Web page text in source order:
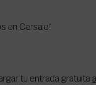
en Cersaie!
tu entrada gratuita